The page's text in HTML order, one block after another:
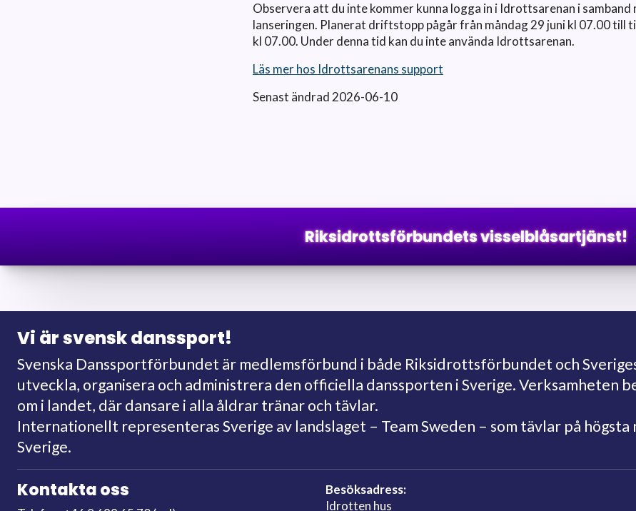
Observera att du inte kommer kunna logga in i Idrottsarenan i samband
lanseringen. Planerat driftstopp pågår från måndag 29 juni kl 07.00 till
kl 07.00. Under denna tid kan du inte använda Idrottsarenan.
Läs mer hos Idrottsarenans support
Senast ändrad 2026-06-10
Riksidrottsförbundets visselblåsartjänst!
Vi är svensk danssport!
Svenska Danssportförbundet är medlemsförbund i både Riksidrottsförbundet och
utveckla, organisera och administrera den officiella danssporten i Sverige. Verksamheten
om i landet, där dansare i alla åldrar tränar och tävlar.
Internationellt representeras Sverige av landslaget – Team Sweden – som tävlar på högsta
Sverige.
Kontakta oss
Besöksadress:
Idrotten hus